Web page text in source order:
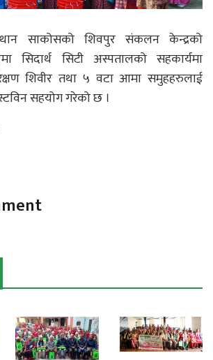
साकोसको शिवपुर संकलन केन्द्रको
सिदार्थ सिटी अस्पतालको सहकार्यमा
शिवीर तथा ५ वटा आमा समुहहरुलाई
सहयोग गरेको छ ।